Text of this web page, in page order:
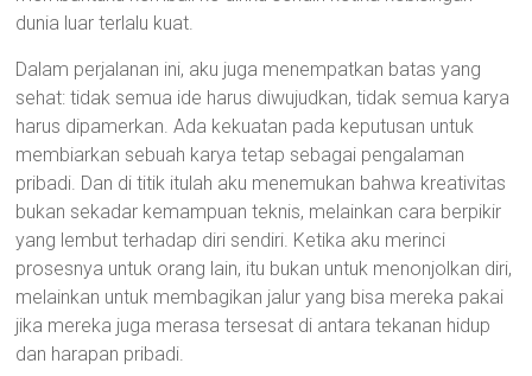
dunia luar terlalu kuat.
Dalam perjalanan ini, aku juga menempatkan batas yang
sehat: tidak semua ide harus diwujudkan, tidak semua karya
harus dipamerkan. Ada kekuatan pada keputusan untuk
membiarkan sebuah karya tetap sebagai pengalaman
pribadi. Dan di titik itulah aku menemukan bahwa kreativitas
bukan sekadar kemampuan teknis, melainkan cara berpikir
yang lembut terhadap diri sendiri. Ketika aku merinci
prosesnya untuk orang lain, itu bukan untuk menonjolkan diri,
melainkan untuk membagikan jalur yang bisa mereka pakai
jika mereka juga merasa tersesat di antara tekanan hidup
dan harapan pribadi.